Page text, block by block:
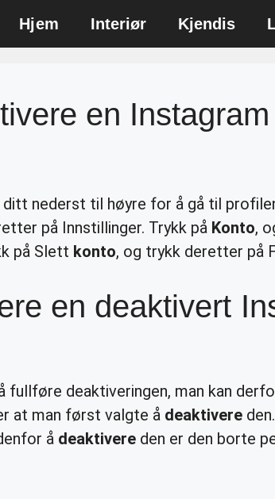
Hjem Interiør Kjendis
en
nederst til høyre for å gå til
på Innstillinger. Trykk på Konto,
på Slett konto, og trykk deretter på
en deaktivert
fullføre deaktiveringen, man kan
at man først valgte å deaktivere
å deaktivereden er den borte